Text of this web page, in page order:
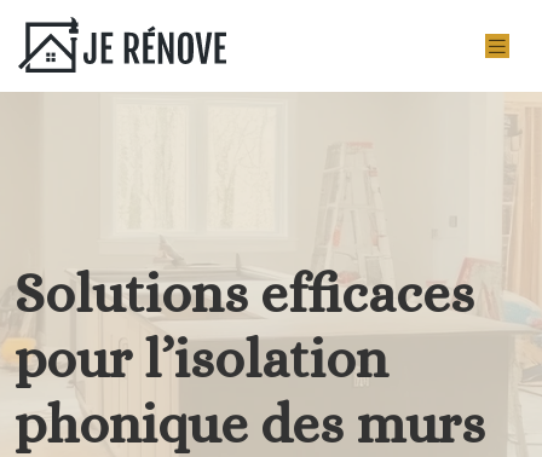
Solutions efficaces
pour l’isolation
phonique des murs